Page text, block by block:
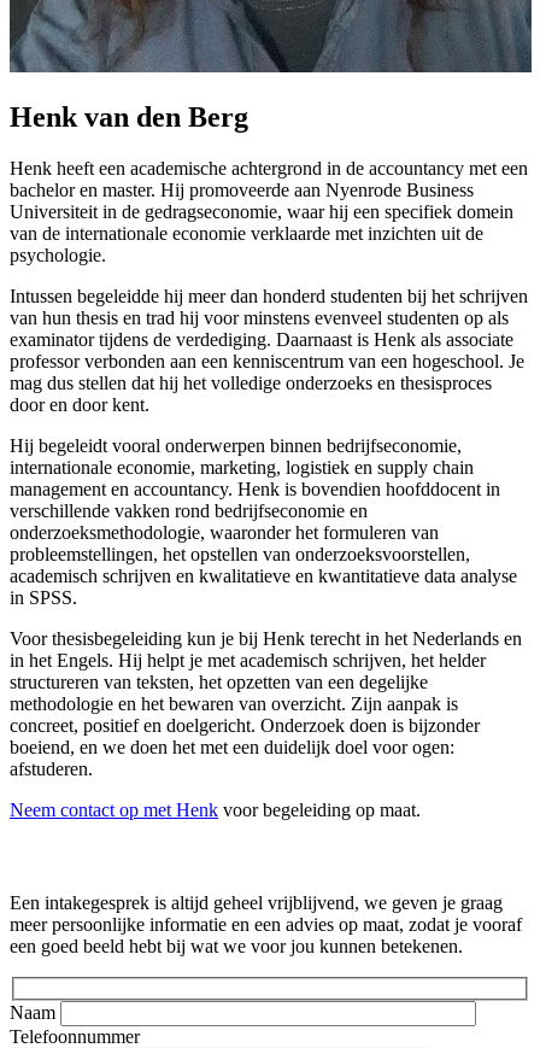
Henk van den Berg
Henk heeft een academische achtergrond in de accountancy met een
bachelor en master. Hij promoveerde aan Nyenrode Business
Universiteit in de gedragseconomie, waar hij een specifiek domein
van de internationale economie verklaarde met inzichten uit de
psychologie.
Intussen begeleidde hij meer dan honderd studenten bij het schrijven
van hun thesis en trad hij voor minstens evenveel studenten op als
examinator tijdens de verdediging. Daarnaast is Henk als associate
professor verbonden aan een kenniscentrum van een hogeschool. Je
mag dus stellen dat hij het volledige onderzoeks en thesisproces
door en door kent.
Hij begeleidt vooral onderwerpen binnen bedrijfseconomie,
internationale economie, marketing, logistiek en supply chain
management en accountancy. Henk is bovendien hoofddocent in
verschillende vakken rond bedrijfseconomie en
onderzoeksmethodologie, waaronder het formuleren van
probleemstellingen, het opstellen van onderzoeksvoorstellen,
academisch schrijven en kwalitatieve en kwantitatieve data analyse
in SPSS.
Voor thesisbegeleiding kun je bij Henk terecht in het Nederlands en
in het Engels. Hij helpt je met academisch schrijven, het helder
structureren van teksten, het opzetten van een degelijke
methodologie en het bewaren van overzicht. Zijn aanpak is
concreet, positief en doelgericht. Onderzoek doen is bijzonder
boeiend, en we doen het met een duidelijk doel voor ogen:
afstuderen.
Neem contact op met Henk voor begeleiding op maat.
Een intakegesprek is altijd geheel vrijblijvend, we geven je graag
meer persoonlijke informatie en een advies op maat, zodat je vooraf
een goed beeld hebt bij wat we voor jou kunnen betekenen.
Naam
Telefoonnummer